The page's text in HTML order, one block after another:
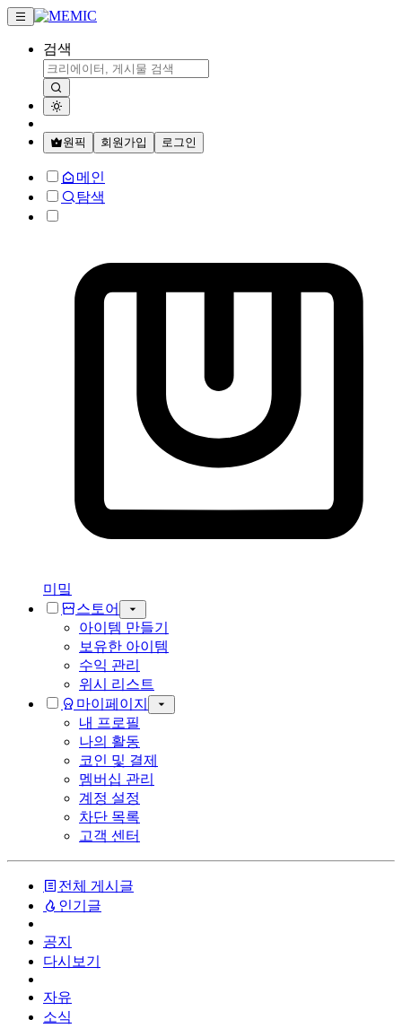
검색
원픽 회원가입 로그인
메인
탐색
미밐
스토어
아이템 만들기
보유한 아이템
수익 관리
위시 리스트
마이페이지
내 프로필
나의 활동
코인 및 결제
멤버십 관리
계정 설정
차단 목록
고객 센터
전체 게시글
인기글
공지
다시보기
자유
소식